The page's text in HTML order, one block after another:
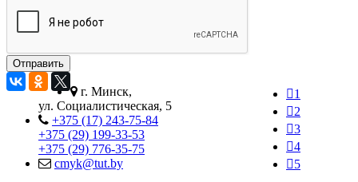
1
2
3
4
5
г. Минск,
ул. Социалистическая, 5
+375 (17) 243-75-84
+375 (29) 199-33-53
+375 (29) 776-35-75
cmyk@tut.by